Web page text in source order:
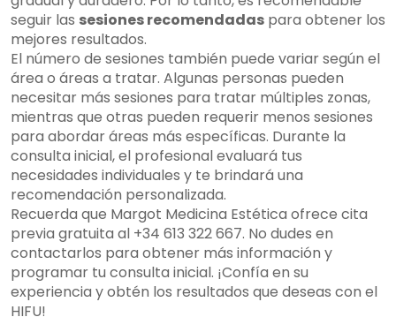
seguir las sesiones recomendadas para obtener los
mejores resultados.
El número de sesiones también puede variar según el
área o áreas a tratar. Algunas personas pueden
necesitar más sesiones para tratar múltiples zonas,
mientras que otras pueden requerir menos sesiones
para abordar áreas más específicas. Durante la
consulta inicial, el profesional evaluará tus
necesidades individuales y te brindará una
recomendación personalizada.
Recuerda que Margot Medicina Estética ofrece cita
previa gratuita al +34 613 322 667. No dudes en
contactarlos para obtener más información y
programar tu consulta inicial. ¡Confía en su
experiencia y obtén los resultados que deseas con el
HIFU!